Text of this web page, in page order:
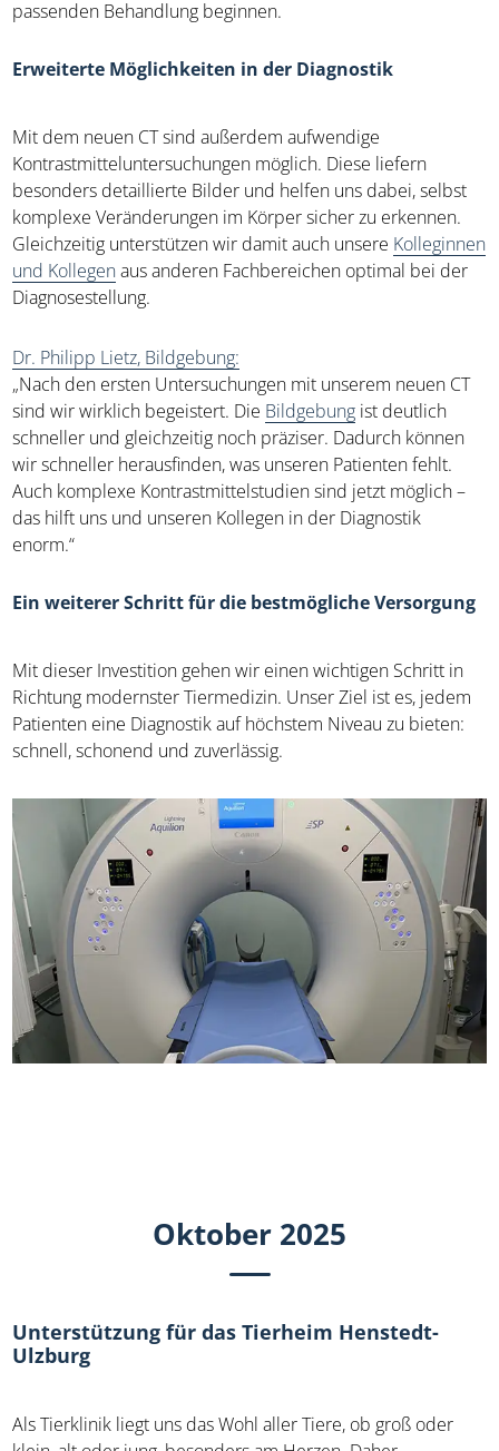
passenden Behandlung beginnen.
Erweiterte Möglichkeiten in der Diagnostik
Mit dem neuen CT sind außerdem aufwendige
Kontrastmitteluntersuchungen möglich. Diese liefern
besonders detaillierte Bilder und helfen uns dabei, selbst
komplexe Veränderungen im Körper sicher zu erkennen.
Gleichzeitig unterstützen wir damit auch unsere Kolleginnen
und Kollegen aus anderen Fachbereichen optimal bei der
Diagnosestellung.
Dr. Philipp Lietz, Bildgebung:
„Nach den ersten Untersuchungen mit unserem neuen CT
sind wir wirklich begeistert. Die Bildgebung ist deutlich
schneller und gleichzeitig noch präziser. Dadurch können
wir schneller herausfinden, was unseren Patienten fehlt.
Auch komplexe Kontrastmittelstudien sind jetzt möglich –
das hilft uns und unseren Kollegen in der Diagnostik
enorm.“
Ein weiterer Schritt für die bestmögliche Versorgung
Mit dieser Investition gehen wir einen wichtigen Schritt in
Richtung modernster Tiermedizin. Unser Ziel ist es, jedem
Patienten eine Diagnostik auf höchstem Niveau zu bieten:
schnell, schonend und zuverlässig.
Oktober 2025
Unterstützung für das Tierheim Henstedt-
Ulzburg
Als Tierklinik liegt uns das Wohl aller Tiere, ob groß oder